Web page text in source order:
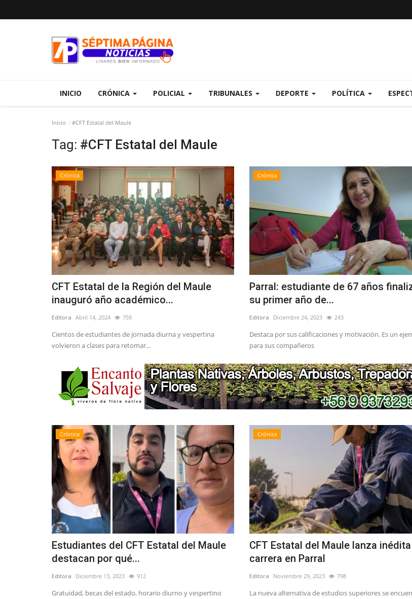
INICIO CRÓNICA POLICIAL TRIBUNALES DEPORTE POLÍTICA
Inicio #CFT Estatal del Maule
Tag: #CFT Estatal del Maule
Crónica
CFT Estatal de la Región del Maule
inauguró año académico...
Editora Abril 14, 2024 759
Cientos de estudiantes de jornada diurna y vespertina
volvieron a clases para retomar...
Crónica
Parral: estudiante de 67 años
su primer año de...
Editora Diciembre 24, 2023 243
Destaca por sus calificaciones y motivación. Es un
para sus compañeros
Crónica
Estudiantes del CFT Estatal del Maule
destacan por qué...
Editora Diciembre 13, 2023 912
Gratuidad, becas del estado, horario diurno y vespertino
Crónica
CFT Estatal del Maule lanza inédita
carrera en Parral
Editora Noviembre 29, 2023 798
La nueva alternativa de estudios superiores se